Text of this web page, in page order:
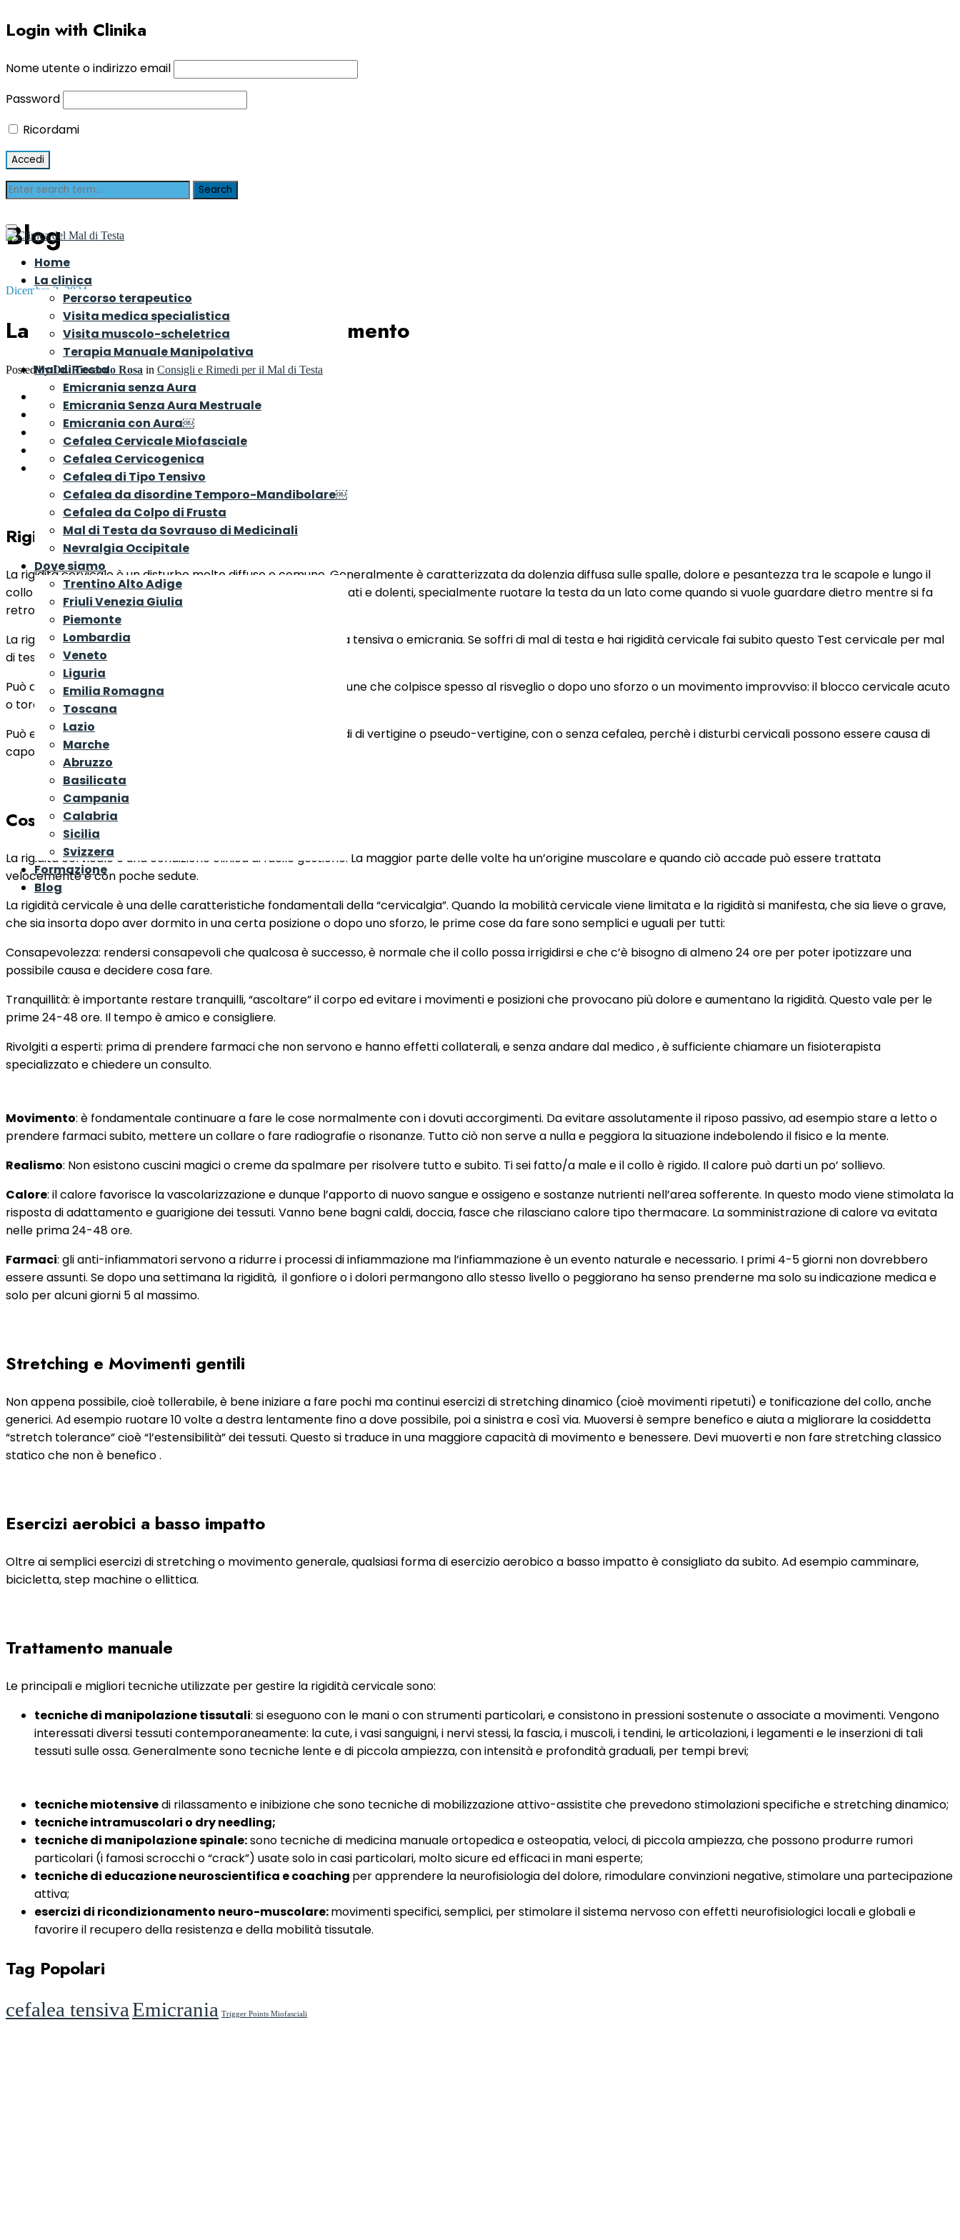
Login with Clinika
Nome utente o indirizzo email
Password
Ricordami
Home
La clinica
Percorso terapeutico
Visita medica specialistica
Visita muscolo-scheletrica
Terapia Manuale Manipolativa
Mal di Testa
Emicrania senza Aura
Emicrania Senza Aura Mestruale
Emicrania con Aura￼
Cefalea Cervicale Miofasciale
Cefalea Cervicogenica
Cefalea di Tipo Tensivo
Cefalea da disordine Temporo-Mandibolare￼
Cefalea da Colpo di Frusta
Mal di Testa da Sovrauso di Medicinali
Nevralgia Occipitale
Dove siamo
Trentino Alto Adige
Friuli Venezia Giulia
Piemonte
Lombardia
Veneto
Liguria
Emilia Romagna
Toscana
Lazio
Marche
Abruzzo
Basilicata
Campania
Calabria
Sicilia
Svizzera
Formazione
Blog
Blog
Dicembre 3, 2024
La rigidità cervicale e il suo trattamento
Posted byDr. Riccardo Rosa in Consigli e Rimedi per il Mal di Testa
Rigidità cervicale
Cosa fare in caso di rigidità cervicale
Stretching e Movimenti gentili
Esercizi aerobici a basso impatto
Trattamento manuale
Rigidità cervicale
La rigidità cervicale è un disturbo molto diffuso e comune. Generalmente è caratterizzata da dolenzia diffusa sulle spalle, dolore e pesantezza tra le scapole e lungo il
collo fino alla base della nuca. I movimenti del collo sono limitati e dolenti, specialmente ruotare la testa da un lato come quando si vuole guardare dietro mentre si fa
retromarcia in auto.
La rigidità cervicale spesso è associata a mal di testa, cefalea tensiva o emicrania. Se soffri di mal di testa e hai rigidità cervicale fai subito questo Test cervicale per mal
di testa .
Può altresì associarsi a un’altra condizione clinica molto comune che colpisce spesso al risveglio o dopo uno sforzo o un movimento improvviso: il blocco cervicale acuto
o torcicollo.
Può essere anche uno dei sintomi che accompagnano episodi di vertigine o pseudo-vertigine, con o senza cefalea, perchè i disturbi cervicali possono essere causa di
capogiri o “vertigini cervicali”.
Cosa fare in caso di rigidità cervicale
La rigidità cervicale è una condizione clinica di facile gestione. La maggior parte delle volte ha un’origine muscolare e quando ciò accade può essere trattata
velocemente e con poche sedute.
La rigidità cervicale è una delle caratteristiche fondamentali della “cervicalgia”. Quando la mobilità cervicale viene limitata e la rigidità si manifesta, che sia lieve o grave,
che sia insorta dopo aver dormito in una certa posizione o dopo uno sforzo, le prime cose da fare sono semplici e uguali per tutti:
Consapevolezza: rendersi consapevoli che qualcosa è successo, è normale che il collo possa irrigidirsi e che c’è bisogno di almeno 24 ore per poter ipotizzare una
possibile causa e decidere cosa fare.
Tranquillità: è importante restare tranquilli, “ascoltare” il corpo ed evitare i movimenti e posizioni che provocano più dolore e aumentano la rigidità. Questo vale per le
prime 24-48 ore. Il tempo è amico e consigliere.
Rivolgiti a esperti: prima di prendere farmaci che non servono e hanno effetti collaterali, e senza andare dal medico , è sufficiente chiamare un fisioterapista
specializzato e chiedere un consulto.
Movimento: è fondamentale continuare a fare le cose normalmente con i dovuti accorgimenti. Da evitare assolutamente il riposo passivo, ad esempio stare a letto o
prendere farmaci subito, mettere un collare o fare radiografie o risonanze. Tutto ciò non serve a nulla e peggiora la situazione indebolendo il fisico e la mente.
Realismo: Non esistono cuscini magici o creme da spalmare per risolvere tutto e subito. Ti sei fatto/a male e il collo è rigido. Il calore può darti un po’ sollievo.
Calore: il calore favorisce la vascolarizzazione e dunque l’apporto di nuovo sangue e ossigeno e sostanze nutrienti nell’area sofferente. In questo modo viene stimolata la
risposta di adattamento e guarigione dei tessuti. Vanno bene bagni caldi, doccia, fasce che rilasciano calore tipo thermacare. La somministrazione di calore va evitata
nelle prima 24-48 ore.
Farmaci: gli anti-infiammatori servono a ridurre i processi di infiammazione ma l’infiammazione è un evento naturale e necessario. I primi 4-5 giorni non dovrebbero
essere assunti. Se dopo una settimana la rigidità, il gonfiore o i dolori permangono allo stesso livello o peggiorano ha senso prenderne ma solo su indicazione medica e
solo per alcuni giorni 5 al massimo.
Stretching e Movimenti gentili
Non appena possibile, cioè tollerabile, è bene iniziare a fare pochi ma continui esercizi di stretching dinamico (cioè movimenti ripetuti) e tonificazione del collo, anche
generici. Ad esempio ruotare 10 volte a destra lentamente fino a dove possibile, poi a sinistra e così via. Muoversi è sempre benefico e aiuta a migliorare la cosiddetta
“stretch tolerance” cioè “l’estensibilità” dei tessuti. Questo si traduce in una maggiore capacità di movimento e benessere. Devi muoverti e non fare stretching classico
statico che non è benefico .
Esercizi aerobici a basso impatto
Oltre ai semplici esercizi di stretching o movimento generale, qualsiasi forma di esercizio aerobico a basso impatto è consigliato da subito. Ad esempio camminare,
bicicletta, step machine o ellittica.
Trattamento manuale
Le principali e migliori tecniche utilizzate per gestire la rigidità cervicale sono:
tecniche di manipolazione tissutali: si eseguono con le mani o con strumenti particolari, e consistono in pressioni sostenute o associate a movimenti. Vengono
interessati diversi tessuti contemporaneamente: la cute, i vasi sanguigni, i nervi stessi, la fascia, i muscoli, i tendini, le articolazioni, i legamenti e le inserzioni di tali
tessuti sulle ossa. Generalmente sono tecniche lente e di piccola ampiezza, con intensità e profondità graduali, per tempi brevi;
tecniche miotensivedi rilassamento e inibizione che sono tecniche di mobilizzazione attivo-assistite che prevedono stimolazioni specifiche e stretching dinamico;
tecniche intramuscolari o dry needling;
tecniche di manipolazione spinale:sono tecniche di medicina manuale ortopedica e osteopatia, veloci, di piccola ampiezza, che possono produrre rumori
particolari (i famosi scrocchi o “crack”) usate solo in casi particolari, molto sicure ed efficaci in mani esperte;
tecniche di educazione neuroscientifica e coaching per apprendere la neurofisiologia del dolore, rimodulare convinzioni negative, stimolare una partecipazione
attiva;
esercizi di ricondizionamento neuro-muscolare:movimenti specifici, semplici, per stimolare il sistema nervoso con effetti neurofisiologici locali e globali e
favorire il recupero della resistenza e della mobilità tissutale.
Tag Popolari
cefalea tensivaEmicrania Trigger Points Miofasciali